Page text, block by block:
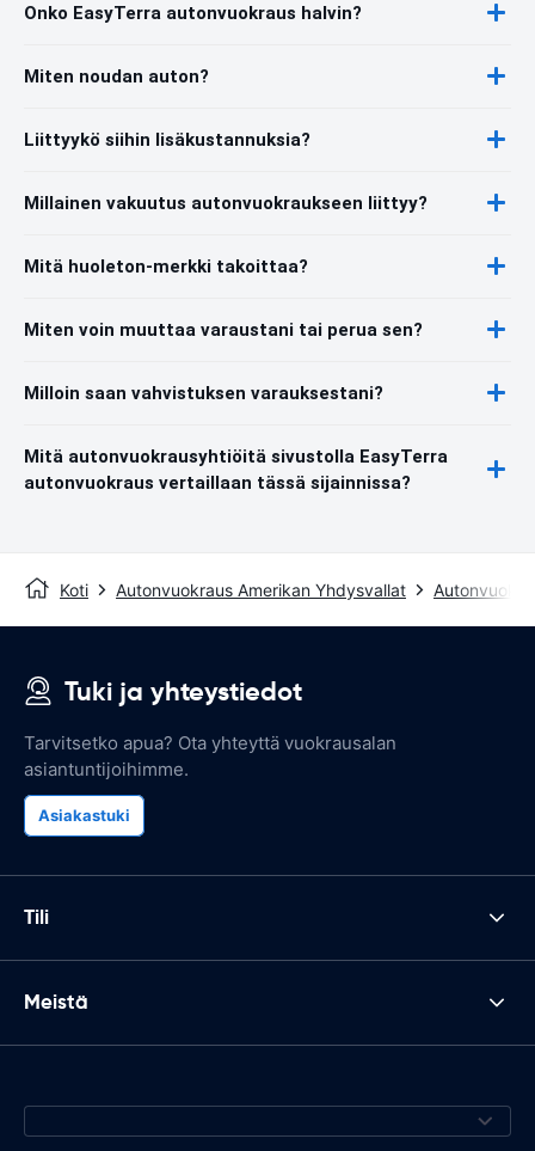
Onko EasyTerra autonvuokraus halvin?
Miten noudan auton?
Liittyykö siihin lisäkustannuksia?
Millainen vakuutus autonvuokraukseen liittyy?
Mitä huoleton-merkki takoittaa?
Miten voin muuttaa varaustani tai perua sen?
Milloin saan vahvistuksen varauksestani?
Mitä autonvuokrausyhtiöitä sivustolla EasyTerra
autonvuokraus vertaillaan tässä sijainnissa?
Koti Autonvuokraus Amerikan Yhdysvallat
Tuki ja yhteystiedot
Tarvitsetko apua? Ota yhteyttä vuokrausalan
asiantuntijoihimme.
Asiakastuki
Tili
Meistä